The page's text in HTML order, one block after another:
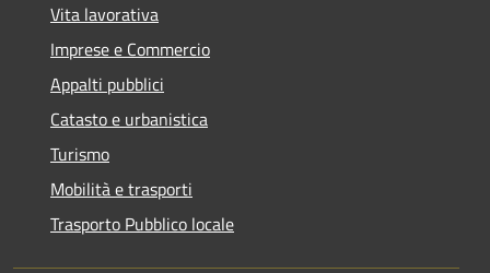
Vita lavorativa
Imprese e Commercio
Appalti pubblici
Catasto e urbanistica
Turismo
Mobilità e trasporti
Trasporto Pubblico locale